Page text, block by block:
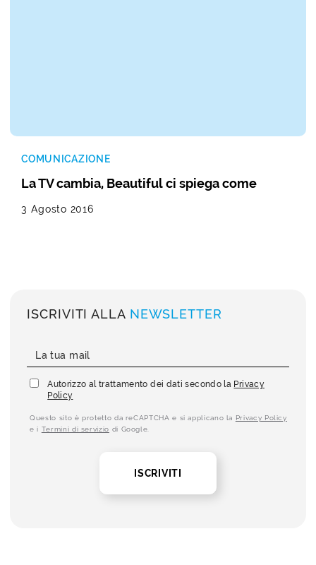
COMUNICAZIONE
La TV cambia, Beautiful ci spiega come
3 Agosto 2016
ISCRIVITI ALLA NEWSLETTER
Autorizzo al trattamento dei dati secondo la Privacy
Policy
Questo sito è protetto da reCAPTCHA e si applicano la Privacy Policy
e i Termini di servizio di Google.
ISCRIVITI